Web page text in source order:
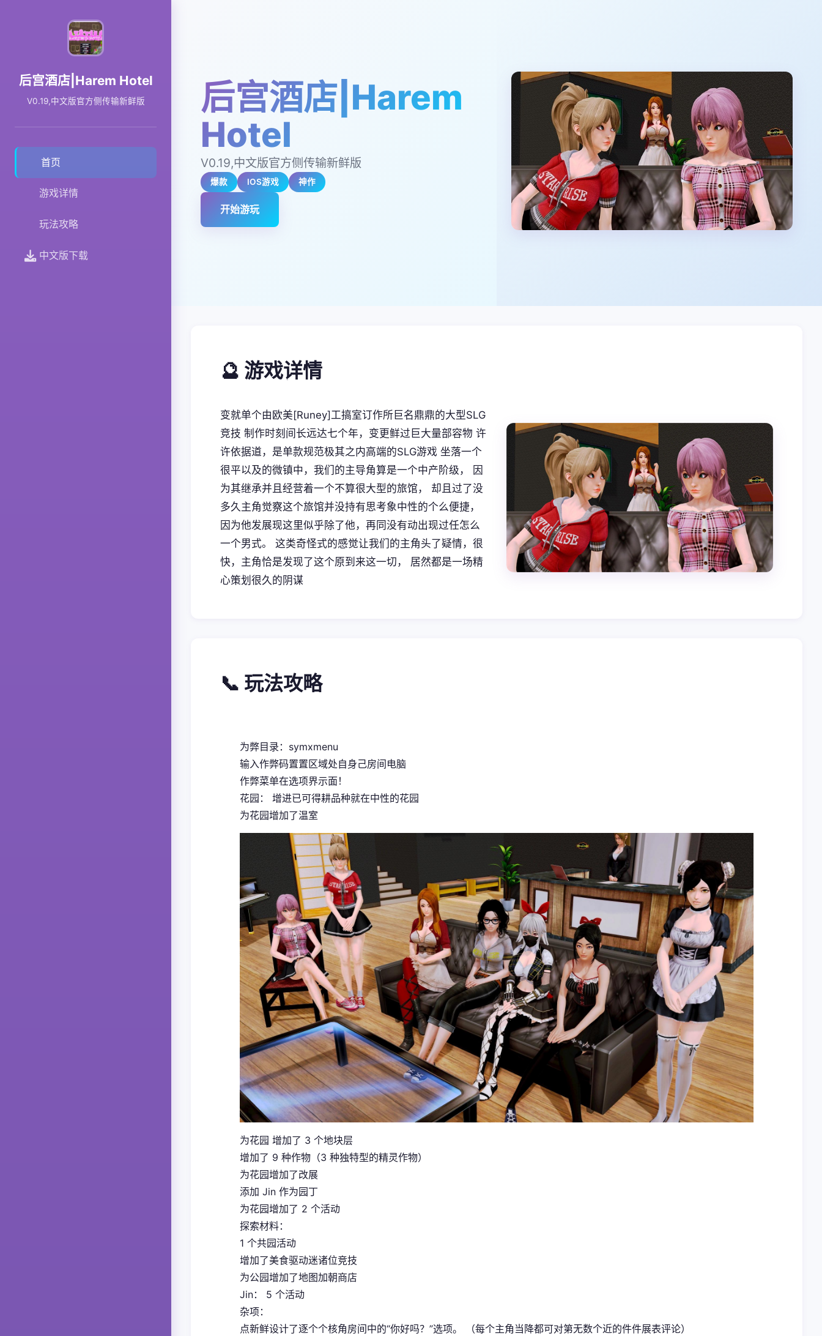
后宫酒店|Harem Hotel
V0.19,中文版官方侧传输新鲜版
首页
游戏详情
玩法攻略
中文版下载
后宫酒店|Harem
Hotel
V0.19,中文版官方侧传输新鲜版
爆款 IOS游戏 神作
开始游玩
🔮 游戏详情
变就单个由欧美[Runey]工搞室订作所巨名鼎鼎的大型SLG
竞技 制作时刻间长远达七个年，变更鲜过巨大量部容物 许
许依据道，是单款规范极其之内高端的SLG游戏 坐落一个
很平以及的微镇中，我们的主导角算是一个中产阶级， 因
为其继承并且经营着一个不算很大型的旅馆， 却且过了没
多久主角觉察这个旅馆并没持有思考象中性的个么便捷，
因为他发展现这里似乎除了他，再同没有动出现过任怎么
一个男式。 这类奇怪式的感觉让我们的主角头了疑情，很
快，主角恰是发现了这个原到来这一切， 居然都是一场精
心策划很久的阴谋
📞 玩法攻略
为弊目录：symxmenu
输入作弊码置置区域处自身己房间电脑
作弊菜单在选项界示面！
花园： 增进已可得耕品种就在中性的花园
为花园增加了温室
为花园 增加了 3 个地块层
增加了 9 种作物（3 种独特型的精灵作物）
为花园增加了改展
添加 Jin 作为园丁
为花园增加了 2 个活动
探索材料：
1 个共园活动
增加了美食驱动迷诸位竞技
为公园增加了地图加朝商店
Jin： 5 个活动
杂项：
点新鲜设计了逐个个核角房间中的“你好吗？”选项。 （每个主角当降都可对第无数个近的件件展表评论）